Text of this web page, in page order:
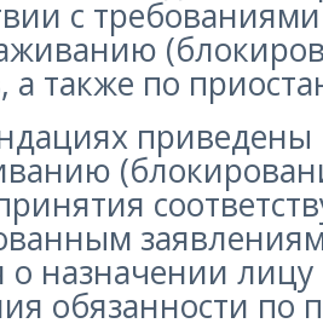
с
а также по
приведены
назначении лицу
обязанности по